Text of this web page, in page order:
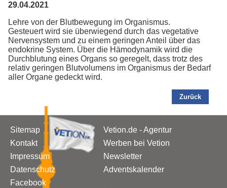
29.04.2021
Lehre von der Blutbewegung im Organismus.
Gesteuert wird sie überwiegend durch das vegetative
Nervensystem und zu einem geringen Anteil über das
endokrine System. Über die Hämodynamik wird die
Durchblutung eines Organs so geregelt, dass trotz des
relativ geringen Blutvolumens im Organismus der Bedarf
aller Organe gedeckt wird.
Zurück
Sitemap
Kontakt
Impressum
Datenschutz
Facebook
Vetion.de - Agentur
Werben bei Vetion
Newsletter
Adventskalender